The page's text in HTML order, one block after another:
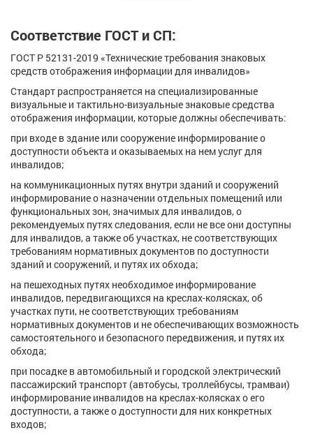
Соответствие ГОСТ и СП:
ГОСТ Р 52131-2019 «Технические требования знаковых
средств отображения информации для инвалидов»
Стандарт распространяется на специализированные
визуальные и тактильно-визуальные знаковые средства
отображения информации, которые должны обеспечивать:
при входе в здание или сооружение информирование о
доступности объекта и оказываемых на нем услуг для
инвалидов;
на коммуникационных путях внутри зданий и сооружений
информирование о назначении отдельных помещений или
функциональных зон, значимых для инвалидов, о
рекомендуемых путях следования, если не все они доступны
для инвалидов, а также об участках, не соответствующих
требованиям нормативных документов по доступности
зданий и сооружений, и путях их обхода;
на пешеходных путях необходимое информирование
инвалидов, передвигающихся на креслах-колясках, об
участках пути, не соответствующих требованиям
нормативных документов и не обеспечивающих возможность
самостоятельного и безопасного передвижения, и путях их
обхода;
при посадке в автомобильный и городской электрический
пассажирский транспорт (автобусы, троллейбусы, трамваи)
информирование инвалидов на креслах-колясках о его
доступности, а также о доступности для них конкретных
входов;